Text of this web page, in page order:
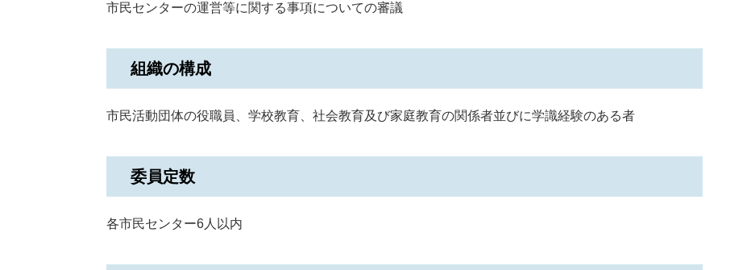
市民センターの運営等に関する事項についての審議
組織の構成
市民活動団体の役職員、学校教育、社会教育及び家庭教育の関係者並びに学識経験のある者
委員定数
各市民センター6人以内